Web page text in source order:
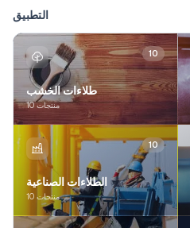
التطبيق
10
طلاءات الخشب
10 منتجات
10
الطلاءات الصناعية
10 منتجات